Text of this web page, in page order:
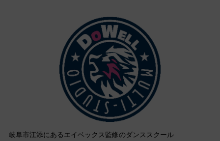
岐阜市江添にあるエイベックス監修のダンススクール